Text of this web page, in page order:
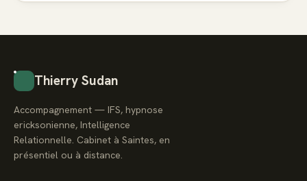
Thierry Sudan
Accompagnement — IFS, hypnose
ericksonienne, Intelligence
Relationnelle. Cabinet à Saintes, en
présentiel ou à distance.